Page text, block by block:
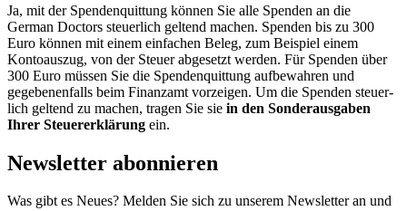
Ja, mit der Spenden­quittung können Sie alle Spenden an die
German Doctors steuer­lich geltend machen. Spenden bis zu 300
Euro können mit einem einfachen Beleg, zum Beispiel einem
Konto­auszug, von der Steuer abge­setzt werden. Für Spenden über
300 Euro müssen Sie die Spenden­quittung aufbe­wahren und
gegebenen­falls beim Finanz­amt vorzeigen. Um die Spenden steuer­
lich geltend zu machen, tragen Sie sie in den Sonder­ausgaben
Ihrer Steuer­erklärung ein.
Newsletter abonnieren
Was gibt es Neues? Melden Sie sich zu unserem Newsletter an und